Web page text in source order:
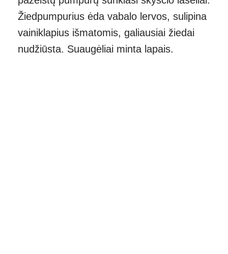
Žiedpumpurius ėda vabalo lervos, sulipina
vainiklapius išmatomis, galiausiai žiedai
nudžiūsta. Suaugėliai minta lapais.